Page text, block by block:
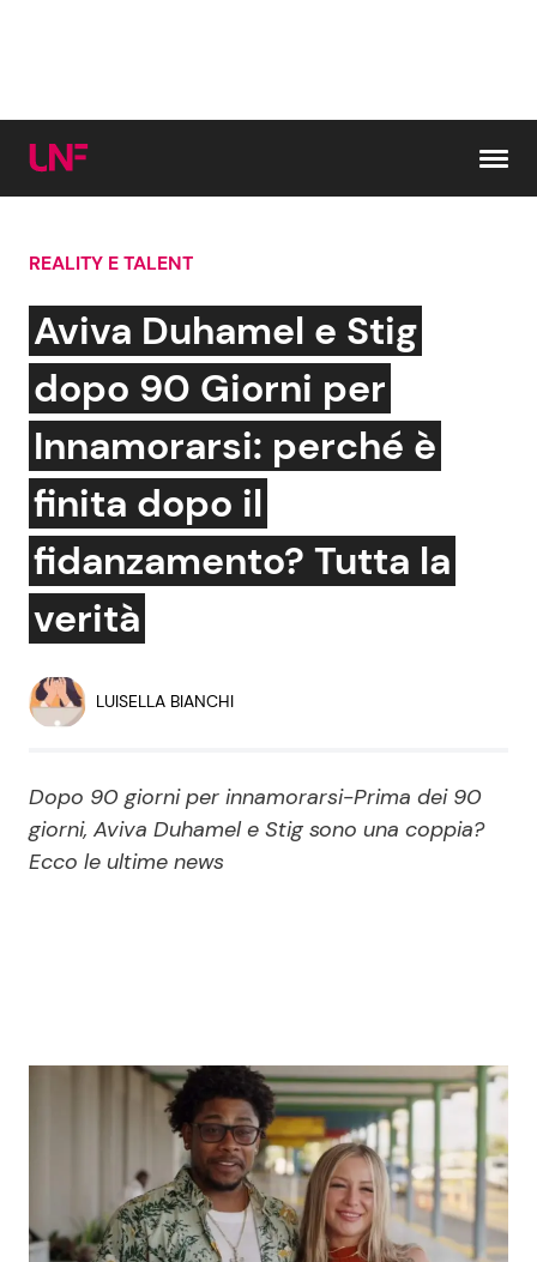
Cerca:
News e Cronaca
Attualità Italiana
Dal Mondo
Economia
Persone Scomparse
Politica
Gossip e TV
Bellezze VIP
Fiction e Serie TV
ShowBiz Social News
Moda e Style
Cucina e Ricette
Consigli di Cucina
Dolci
REALITY E TALENT
Aviva Duhamel e Stig
dopo 90 Giorni per
Innamorarsi: perché è
finita dopo il
fidanzamento? Tutta la
verità
LUISELLA BIANCHI
Dopo 90 giorni per innamorarsi-Prima dei 90
giorni, Aviva Duhamel e Stig sono una coppia?
Ecco le ultime news